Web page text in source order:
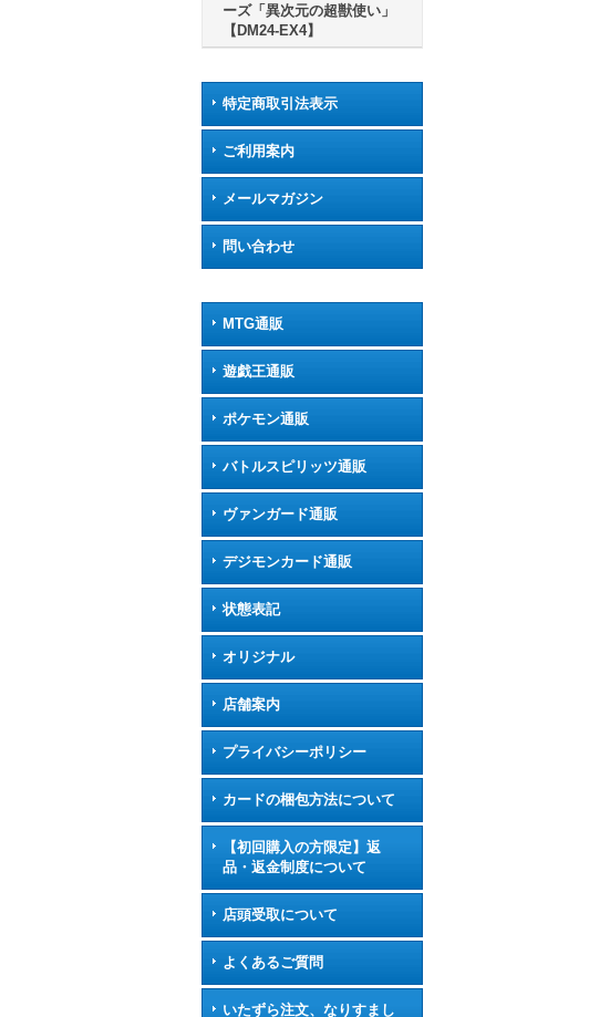
ーズ「異次元の超獣使い」
【DM24-EX4】
特定商取引法表示
ご利用案内
メールマガジン
問い合わせ
MTG通販
遊戯王通販
ポケモン通販
バトルスピリッツ通販
ヴァンガード通販
デジモンカード通販
状態表記
オリジナル
店舗案内
プライバシーポリシー
カードの梱包方法について
【初回購入の方限定】返
品・返金制度について
店頭受取について
よくあるご質問
いたずら注文、なりすまし